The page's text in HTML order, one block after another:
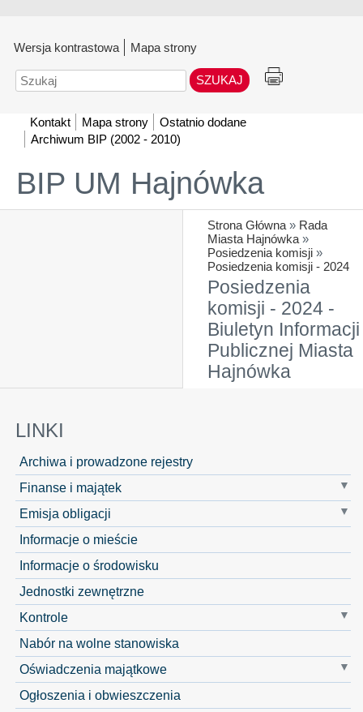
Wersja kontrastowa Mapa strony
Szukaj
Kontakt Mapa strony
Ostatnio dodane
Archiwum BIP (2002 - 2010)
BIP UM Hajnówka
Strona Główna » Rada
Miasta Hajnówka »
Posiedzenia komisji »
Posiedzenia komisji - 2024
Posiedzenia
komisji - 2024 -
Biuletyn Informacji
Publicznej Miasta
Hajnówka
LINKI
Archiwa i prowadzone rejestry
Finanse i majątek
Emisja obligacji
Informacje o mieście
Informacje o środowisku
Jednostki zewnętrzne
Kontrole
Nabór na wolne stanowiska
Oświadczenia majątkowe
Ogłoszenia i obwieszczenia